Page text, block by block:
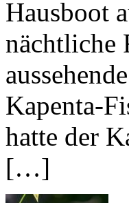
Hausboot
nächtliche
Kapenta-
hatte der
[…]